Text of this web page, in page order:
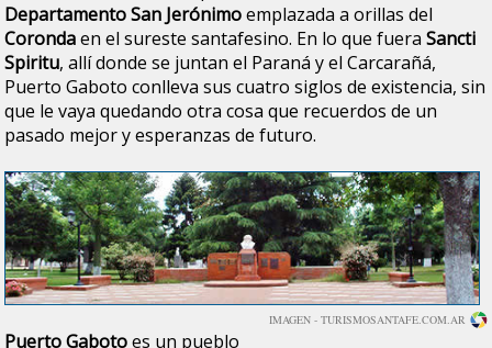
Departamento San Jerónimoemplazada a orillas del
Corondaen el sureste santafesino. En lo que fueraSancti
Spiritu, allí donde se juntan el Paraná y el Carcarañá,
Puerto Gaboto conlleva sus cuatro siglos de existencia, sin
que le vaya quedando otra cosa que recuerdos de un
pasado mejor y esperanzas de futuro.
IMAGEN - TURISMOSANTAFE.COM.AR
Puerto Gabotoes un pueblo